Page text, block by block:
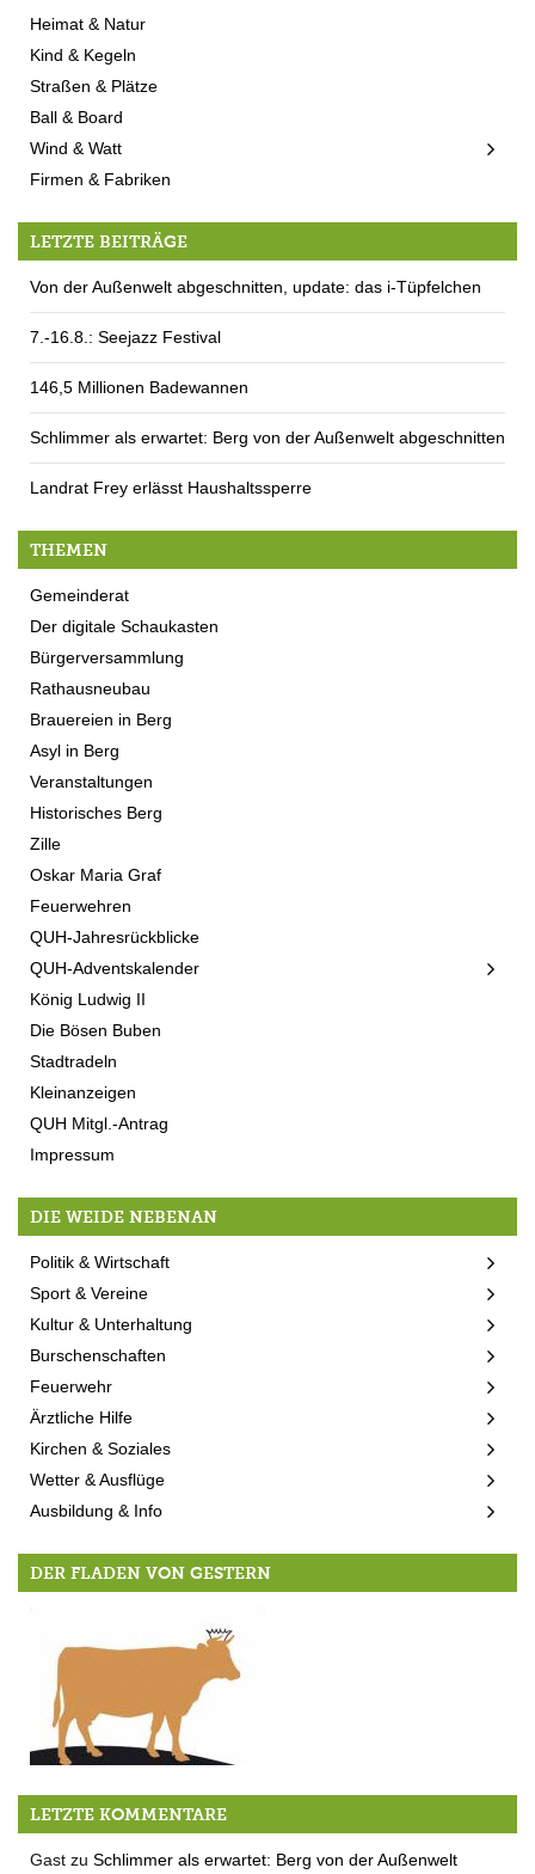
Heimat & Natur
Kind & Kegeln
Straßen & Plätze
Ball & Board
Wind & Watt
Firmen & Fabriken
LETZTE BEITRÄGE
Von der Außenwelt abgeschnitten, update: das i-Tüpfelchen
7.-16.8.: Seejazz Festival
146,5 Millionen Badewannen
Schlimmer als erwartet: Berg von der Außenwelt abgeschnitten
Landrat Frey erlässt Haushaltssperre
THEMEN
Gemeinderat
Der digitale Schaukasten
Bürgerversammlung
Rathausneubau
Brauereien in Berg
Asyl in Berg
Veranstaltungen
Historisches Berg
Zille
Oskar Maria Graf
Feuerwehren
QUH-Jahresrückblicke
QUH-Adventskalender
König Ludwig II
Die Bösen Buben
Stadtradeln
Kleinanzeigen
QUH Mitgl.-Antrag
Impressum
DIE WEIDE NEBENAN
Politik & Wirtschaft
Sport & Vereine
Kultur & Unterhaltung
Burschenschaften
Feuerwehr
Ärztliche Hilfe
Kirchen & Soziales
Wetter & Ausflüge
Ausbildung & Info
DER FLADEN VON GESTERN
Gentechnikfreie Landwirtschaft in Berg
LETZTE KOMMENTARE
Gast zu Schlimmer als erwartet: Berg von der Außenwelt